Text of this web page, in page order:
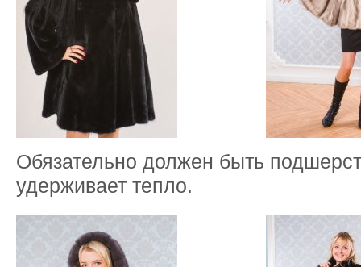
Обязательно должен быть
удерживает тепло.